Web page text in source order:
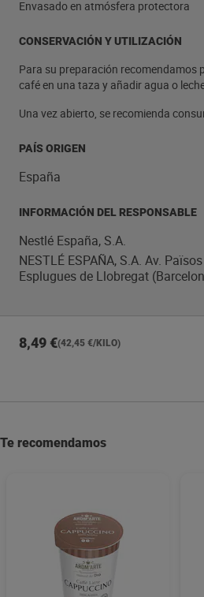
Envasado en atmósfera protectora
CONSERVACIÓN Y UTILIZACIÓN
Para su preparación recomendamos
café en una taza y añadir agua o
Una vez abierto, se recomienda
PAÍS ORIGEN
España
INFORMACIÓN DEL RESPONSABLE
Nestlé España, S.A.
NESTLÉ ESPAÑA, S.A. Av.
Esplugues de Llobregat
8,49 €(42,45 €/KILO)
Te recomendamos